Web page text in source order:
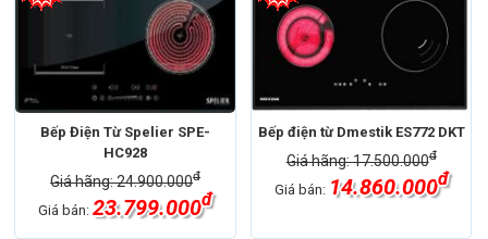
Bếp Điện Từ Spelier SPE-
HC928
Giá hãng: 24.900.000đ
Giá bán:23.799.000đ
Bếp điện từ Dmestik ES772 DKT
Giá hãng: 17.500.000đ
Giá bán: 14.860.000đ